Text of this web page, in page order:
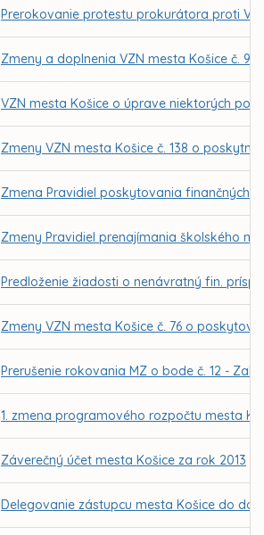
Prerokovanie protestu prokurátora proti
Zmeny a doplnenia VZN mesta Košice č.
VZN mesta Košice o úprave niektorých
Zmeny VZN mesta Košice č. 138 o
Zmena Pravidiel poskytovania finančných
Zmeny Pravidiel prenajímania školského
Predloženie žiadosti o nenávratný fin.
Zmeny VZN mesta Košice č. 76 o
Prerušenie rokovania MZ o bode č. 12 -
1. zmena programového rozpočtu mesta
Záverečný účet mesta Košice za rok 2013
Delegovanie zástupcu mesta Košice do